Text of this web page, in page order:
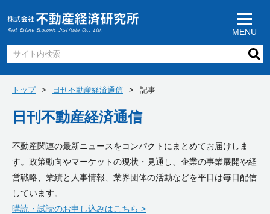
MENU
トップ 日刊不動産経済通信 記事
日刊不動産経済通信
不動産関連の最新ニュースをコンパクトにまとめてお届けしま
す。政策動向やマーケットの現状・見通し、企業の事業展開や経
営戦略、業績と人事情報、業界団体の活動などを平日は毎日配信
しています。
購読・試読のお申し込みはこちら >